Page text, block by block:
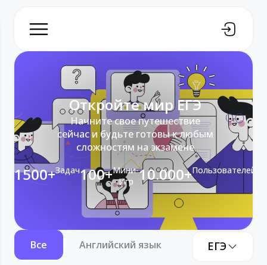
Откройте мир ЕГЭ
Начните свое путешествие
сейчас и будьте готовы к любым
сложностям на экзамене
1500+Задач100+Мини-
Игр 10.000+Пользователей
Все Английский язык Информатика
ЕГЭ